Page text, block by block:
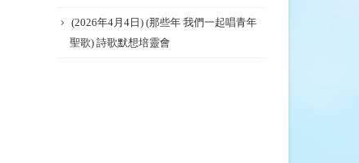
(2026年4月4日) (那些年 我們一起唱青年
聖歌) 詩歌默想培靈會